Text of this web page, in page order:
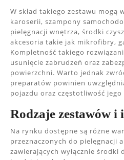
W skład takiego zestawu mogą
karoserii, szampony
pielęgnacji wnętrza, środki
akcesoria takie jak mikrofibry,
Kompletność takiego
usunięcie zabrudzeń oraz
powierzchni. Warto jednak
preparatów powinien
pojazdu oraz częstotliwość
Rodzaje zestawów i
Na rynku dostępne są różne
przeznaczonych do pielęgnacji
zawierających wyłącznie środki